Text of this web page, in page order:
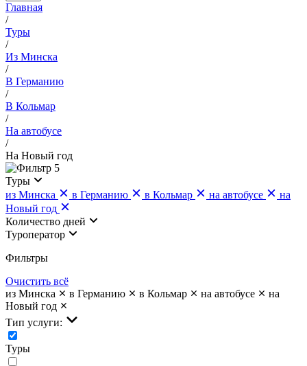
Главная
/
Туры
/
Из Минска
/
В Германию
/
В Кольмар
/
На автобусе
/
На Новый год
5
Туры
из Минска
в Германию в Кольмар на автобусе
на
Новый год
Количество дней
Туроператор
Фильтры
Очистить всё
из Минска
в Германию в Кольмар на автобусе
на
Новый год
Тип услуги:
Туры